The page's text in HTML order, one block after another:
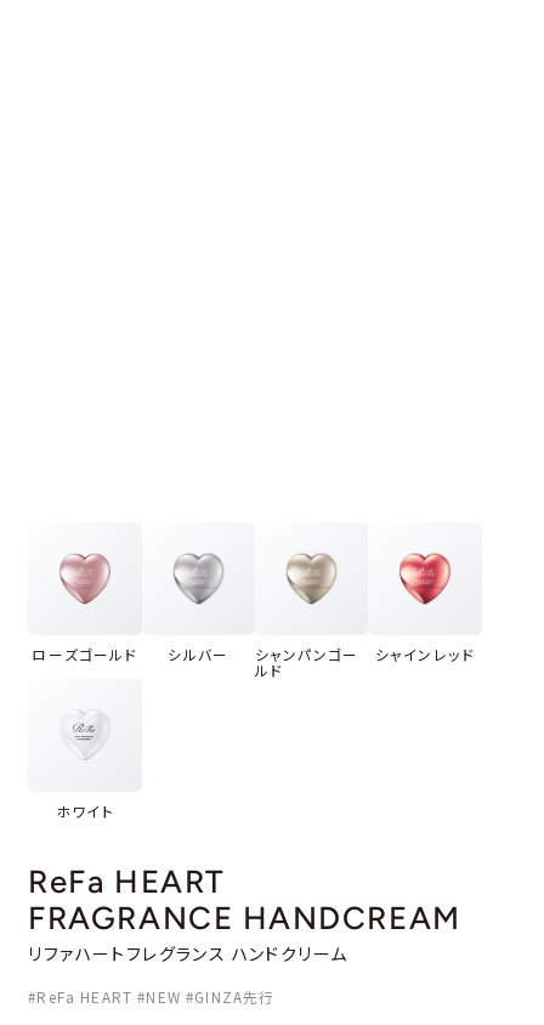
#ReFa HEART #NEW #GINZA先行
ReFa HEART
FRAGRANCE HANDCREAM
リファハートフレグランス ハンドクリーム
ローズゴールド シルバー シャンパンゴー
ルド
シャインレッド
ホワイト